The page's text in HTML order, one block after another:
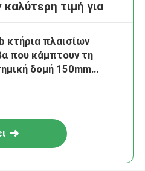
τιμή για
κτήρια πλαισίων
που κάμπτουν τη
δομή 150mm